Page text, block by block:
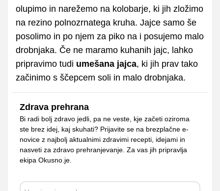
olupimo in narežemo na kolobarje, ki jih zložimo
na rezino polnozrnatega kruha. Jajce samo še
posolimo in po njem za piko na i posujemo malo
drobnjaka. Če ne maramo kuhanih jajc, lahko
pripravimo tudi umešana jajca, ki jih prav tako
začinimo s ščepcem soli in malo drobnjaka.
Zdrava prehrana
Bi radi bolj zdravo jedli, pa ne veste, kje začeti oziroma
ste brez idej, kaj skuhati? Prijavite se na brezplačne e-
novice z najbolj aktualnimi zdravimi recepti, idejami in
nasveti za zdravo prehranjevanje. Za vas jih pripravlja
ekipa Okusno.je.